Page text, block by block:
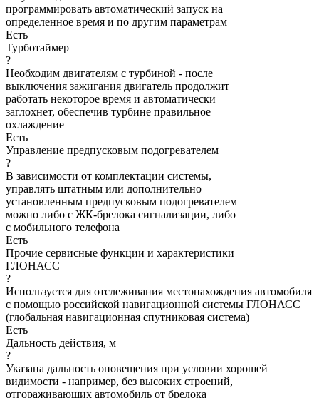
программировать автоматический запуск на
определенное время и по другим параметрам
Есть
Турботаймер
?
Необходим двигателям с турбиной - после
выключения зажигания двигатель продолжит
работать некоторое время и автоматически
заглохнет, обеспечив турбине правильное
охлаждение
Есть
Управление предпусковым подогревателем
?
В зависимости от комплектации системы,
управлять штатным или дополнительно
установленным предпусковым подогревателем
можно либо с ЖК-брелока сигнализации, либо
с мобильного телефона
Есть
Прочие сервисные функции и характеристики
ГЛОНАСС
?
Используется для отслеживания местонахождения автомобиля
с помощью российской навигационной системы ГЛОНАСС
(глобальная навигационная спутниковая система)
Есть
Дальность действия, м
?
Указана дальность оповещения при условии хорошей
видимости - например, без высоких строений,
отгораживающих автомобиль от брелока